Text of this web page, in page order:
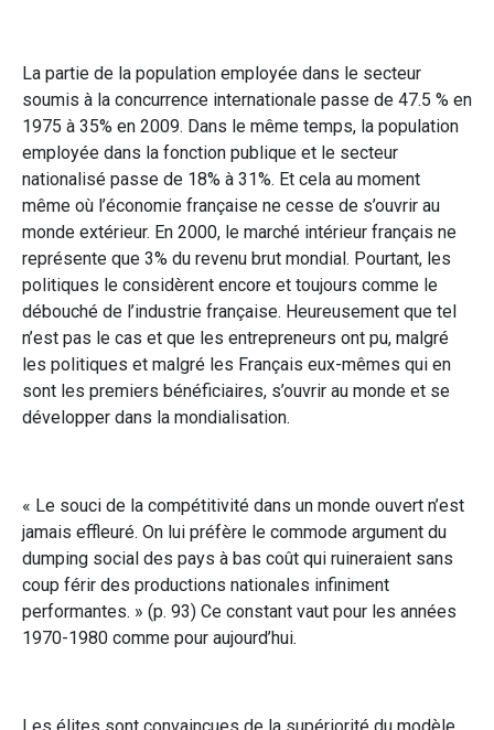
La partie de la population employée dans le secteur
soumis à la concurrence internationale passe de 47.5 % en
1975 à 35% en 2009. Dans le même temps, la population
employée dans la fonction publique et le secteur
nationalisé passe de 18% à 31%. Et cela au moment
même où l’économie française ne cesse de s’ouvrir au
monde extérieur. En 2000, le marché intérieur français ne
représente que 3% du revenu brut mondial. Pourtant, les
politiques le considèrent encore et toujours comme le
débouché de l’industrie française. Heureusement que tel
n’est pas le cas et que les entrepreneurs ont pu, malgré
les politiques et malgré les Français eux-mêmes qui en
sont les premiers bénéficiaires, s’ouvrir au monde et se
développer dans la mondialisation.
« Le souci de la compétitivité dans un monde ouvert n’est
jamais effleuré. On lui préfère le commode argument du
dumping social des pays à bas coût qui ruineraient sans
coup férir des productions nationales infiniment
performantes. » (p. 93) Ce constant vaut pour les années
1970-1980 comme pour aujourd’hui.